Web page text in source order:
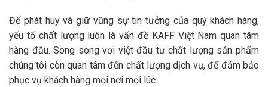
Để phát huy và giữ vũng sự tin tưởng của quý khách hàng,
yếu tố chất lượng luôn là vấn đề KAFF Việt Nam quan tâm
hàng đầu. Song song vơi việt đầu tư chất lượng sản phẩm
chúng tôi còn quan tâm đến chất lượng dịch vụ, để đảm bảo
phục vụ khách hàng mọi nơi mọi lúc